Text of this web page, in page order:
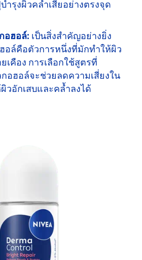
บำรุงผิวคล้ำเสียอย่างตรงจุด
อฮอล์: เป็นสิ่งสำคัญอย่างยิ่ง
อล์คือตัวการหนึ่งที่มักทำให้ผิว
เคือง การเลือกใช้สูตรที่
อฮอล์จะช่วยลดความเสี่ยงใน
วอักเสบและคล้ำลงได้